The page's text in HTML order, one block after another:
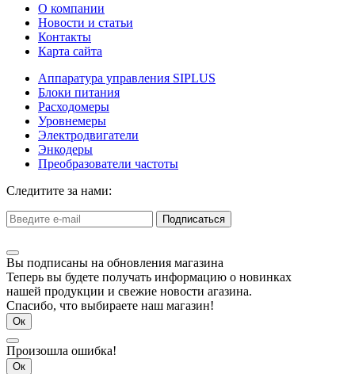
О компании
Новости и статьи
Контакты
Карта сайта
Аппаратура управления SIPLUS
Блоки питания
Расходомеры
Уровнемеры
Электродвигатели
Энкодеры
Преобразователи частоты
Следитите за нами:
Подписаться
Вы подписаны на обновления магазина
Теперь вы будете получать информацию о новинках
нашей продукции и свежие новости агазина.
Спасибо, что выбираете наш магазин!
Ок
Произошла ошибка!
Ок